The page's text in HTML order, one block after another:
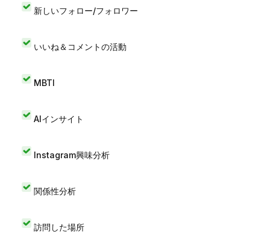
新しいフォロー/フォロワー
いいね＆コメントの活動
MBTI
AIインサイト
Instagram興味分析
関係性分析
訪問した場所